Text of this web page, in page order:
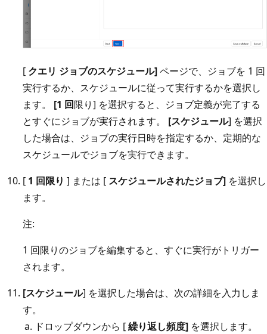
[ クエリ ジョブのスケジュール]ページで、ジョブを 1 回
実行するか、スケジュールに従って実行するかを選択し
ます。 [1 回限り] を選択すると、ジョブ定義が完了する
とすぐにジョブが実行されます。 [スケジュール] を選択
した場合は、ジョブの実行日時を指定するか、定期的な
スケジュールでジョブを実行できます。
[ 1 回限り ] または [ スケジュールされたジョブ] を選択し
ます。
注:
1 回限りのジョブを編集すると、すぐに実行がトリガー
されます。
[スケジュール] を選択した場合は、次の詳細を入力しま
す。
ドロップダウンから [繰り返し頻度] を選択します。